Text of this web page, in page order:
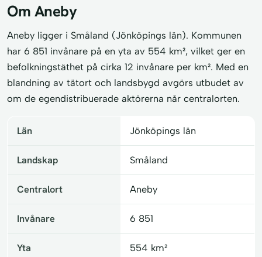
Om Aneby
Aneby ligger i Småland (Jönköpings län). Kommunen
har 6 851 invånare på en yta av 554 km², vilket ger en
befolkningstäthet på cirka 12 invånare per km². Med en
blandning av tätort och landsbygd avgörs utbudet av
om de egendistribuerade aktörerna når centralorten.
Län Jönköpings län
Landskap Småland
Centralort Aneby
Invånare 6 851
Yta 554 km²